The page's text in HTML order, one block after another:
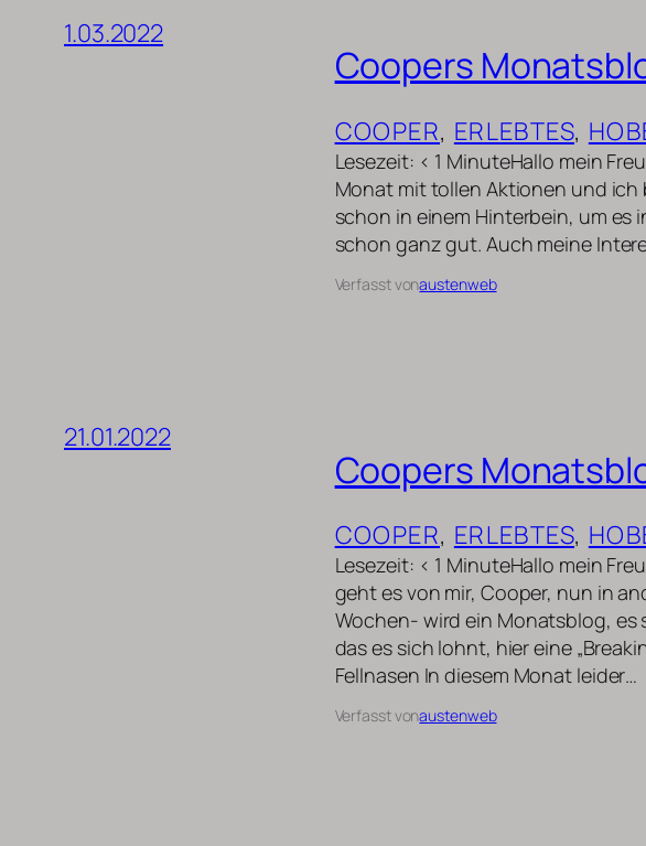
1.03.2022
Coopers
COOPER, ERLEBTES,
Lesezeit: < 1 MinuteHallo mein
Monat mit tollen Aktionen und
schon in einem Hinterbein, um es
schon ganz gut. Auch meine
Verfasst vonaustenweb
21.01.2022
Coopers
COOPER, ERLEBTES,
Lesezeit: < 1 MinuteHallo mein
geht es von mir, Cooper, nun in
Wochen- wird ein Monatsblog,
das es sich lohnt, hier eine
Fellnasen In diesem Monat leider…
Verfasst vonaustenweb